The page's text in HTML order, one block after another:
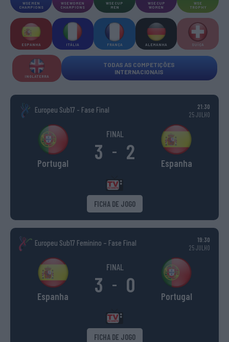
WSE MEN
CHAMPIONS
WSE WOMEN
CHAMPIONS
WSE CUP
MEN
WSE CUP
WOMEN
WSE
TROPHY
ESPANHA ITÁLIA FRANÇA ALEMANHA SUÍÇA
INGLATERRA
TODAS AS COMPETIÇÕES
INTERNACIONAIS
Europeu Sub17 - Fase Final
21:30
25 JULHO
Portugal
FINAL
3 - 2 Espanha
FICHA DE JOGO
Europeu Sub17 Feminino – Fase Final
19:30
25 JULHO
Espanha
FINAL
3 - 0 Portugal
FICHA DE JOGO